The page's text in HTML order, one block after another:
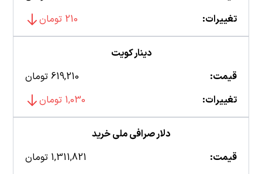
تغییرات:
210 تومان
دینار کویت
قیمت:
619,210 تومان
تغییرات:
1,030 تومان
دلار صرافی ملی خرید
قیمت:
1,311,821 تومان